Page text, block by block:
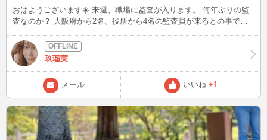
おはようございます☀️ 来週、職場に監査が入ります。 何年ぶりの監
査なのか？ 大阪府から2名、役所から4名の監査員が来るとの事で…
そんなこんなで、毎日監査書類に抜けがないか確認中。書類とパソコ
ン作業で肩凝りMAXに。 久しぶりに頭痛で寝込んじゃった😣🌀🌀 久
しぶりに整骨院に行っちゃった！ 首も、肩も、肩甲骨辺りもガチガ
チのカチカチ。 明日も朝イチから整骨院予約入れました。 早く監査
終わってほしいなぁ🤔🤔 10月に入り、一瞬秋に突入すると思いき
や… 大阪は毎日暑い。 そんなこんなで、久しぶりのかき氷部🍧🥄 カ
ラメルミルクのかき氷にハロウィンのおばけクッキー👻👻をトッピン
グ。 可愛いハロウィン氷に変身しました💕💕 先週の日曜日は暑すぎ
て、かき氷日和でした。 今週もどこか、かき氷部🍧🥄行ってみよ👍
玖瑠実
メール いいね +1